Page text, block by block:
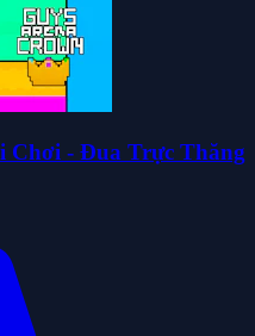
Chơi - Đua Trực Thăng